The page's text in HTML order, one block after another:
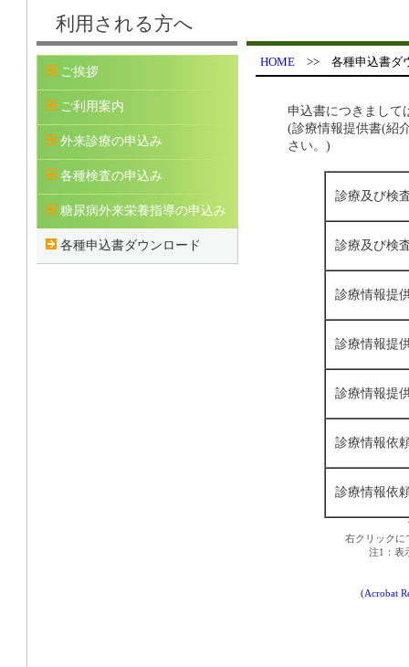
利用される方へ
ご挨拶
ご利用案内
外来診療の申込み
各種検査の申込み
糖尿病外来栄養指導の申込み
各種申込書ダウンロード
HOME >> 各種申込書ダ
申込書につきまして
(診療情報提供書(紹
さい。)
診療及び検
診療及び検
診療情報提
診療情報提
診療情報提
診療情報依
診療情報依
右クリックに
注1：表
(Acrobat